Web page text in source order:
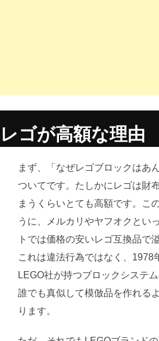
レゴが高額な理由
まず、「なぜレゴブロックはあ
ついてです。たしかにレゴは財
まうくらいとても高額です。こ
うに、メルカリやヤフオクとい
トでは価格の安いレゴ互換品で
これは違法行為ではなく、1978
LEGO社が持つブロックシステ
誰でも真似して模倣品を作れる
ります。